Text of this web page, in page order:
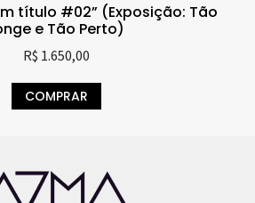
título #02” (Exposição: Tão
e Tão Perto)
R$ 1.650,00
COMPRAR